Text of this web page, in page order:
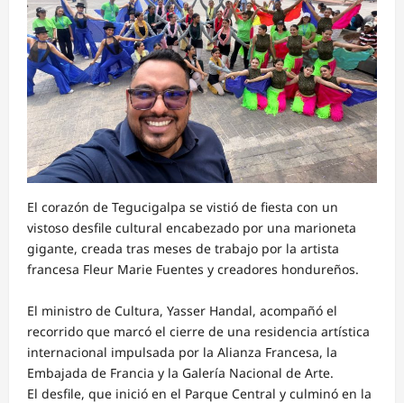
El corazón de Tegucigalpa se vistió de fiesta con un
vistoso desfile cultural encabezado por una marioneta
gigante, creada tras meses de trabajo por la artista
francesa Fleur Marie Fuentes y creadores hondureños.
El ministro de Cultura, Yasser Handal, acompañó el
recorrido que marcó el cierre de una residencia artística
internacional impulsada por la Alianza Francesa, la
Embajada de Francia y la Galería Nacional de Arte.
El desfile, que inició en el Parque Central y culminó en la